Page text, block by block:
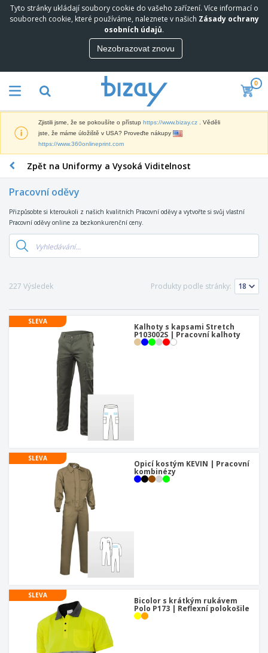
Tyto stránky ukládají soubory cookie do vašeho zařízení. Více informací o
souborech cookie, které používáme, naleznete v našich Zásady ochrany
osobních údajů.
Nezobrazovat znovu
0
Zjistili jsme, že se pokoušíte o přístup https://www.bizay.cz
. Věděli
jste, že máme úložiště v USA? Proveďte nákupy
https://www.360onlineprint.com
Zpět na Uniformy a Vysoká Viditelnost
Pracovní oděvy
Přizpůsobte si kteroukoli z našich kvalitních Pracovní oděvy a vytvořte si svůj vlastní
Pracovní oděvy online za bezkonkurenční ceny.
227 Výsledek Produkty podle stránky:
SLEVA
Kalhoty s kapsami Stretch
P103002S | Pracovní kalhoty
SLEVA
Opicí kostým KEVIN | Pracovní
kombinézy
SLEVA
Bicolor s krátkým rukávem
Polo P173 | Reflexní polokošile